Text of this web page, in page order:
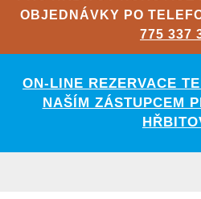
OBJEDNÁVKY PO
775 337
ON-LINE REZERVACE
NAŠÍM ZÁSTUPCEM